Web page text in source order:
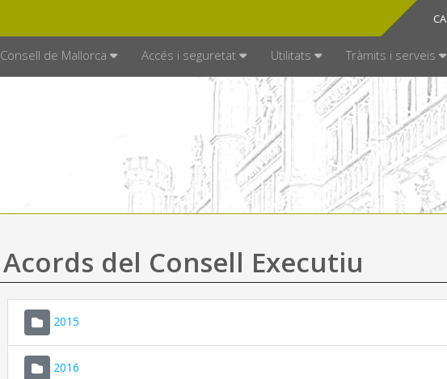
CA
ES
Consell de Mallorca Accés i seguretat Utilitats Tràmits i serveis
Acords del Consell Executiu
2015
2016